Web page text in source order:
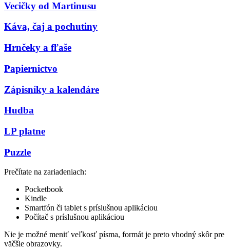
Vecičky od Martinusu
Káva, čaj a pochutiny
Hrnčeky a fľaše
Papiernictvo
Zápisníky a kalendáre
Hudba
LP platne
Puzzle
Prečítate na zariadeniach:
Pocketbook
Kindle
Smartfón či tablet s príslušnou aplikáciou
Počítač s príslušnou aplikáciou
Nie je možné meniť veľkosť písma, formát je preto vhodný skôr pre
väčšie obrazovky.